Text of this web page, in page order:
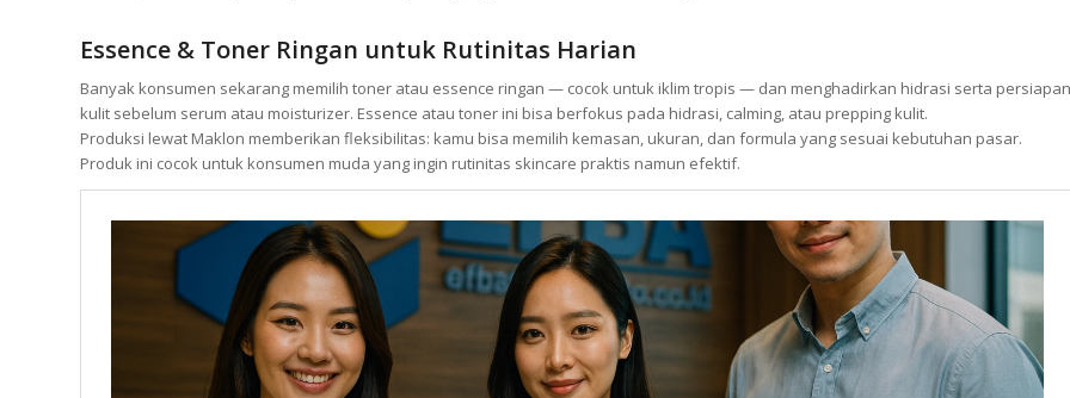
Essence & Toner Ringan untuk Rutinitas Harian
Banyak konsumen sekarang memilih toner atau essence ringan — cocok untuk iklim tropis — dan menghadirkan hidrasi serta persiapan
kulit sebelum serum atau moisturizer. Essence atau toner ini bisa berfokus pada hidrasi, calming, atau prepping kulit.
Produksi lewat Maklon memberikan fleksibilitas: kamu bisa memilih kemasan, ukuran, dan formula yang sesuai kebutuhan pasar.
Produk ini cocok untuk konsumen muda yang ingin rutinitas skincare praktis namun efektif.